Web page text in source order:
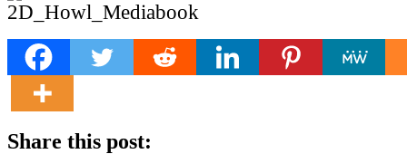
Share this post: